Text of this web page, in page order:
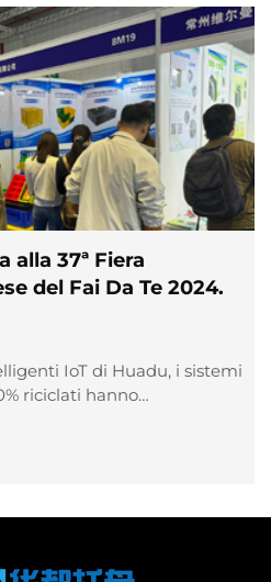
alla 37ª Fiera
del Fai Da Te 2024.
IoT di Huadu, i sistemi
riciclati hanno
e la sostenibilità—esplora